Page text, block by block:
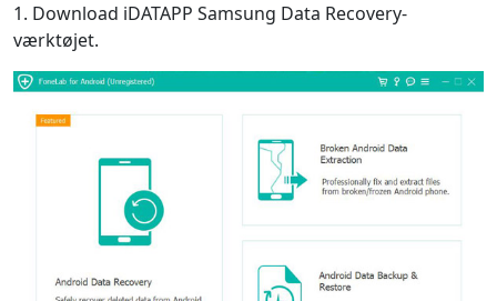
1. Download iDATAPP Samsung Data Recovery-
værktøjet.